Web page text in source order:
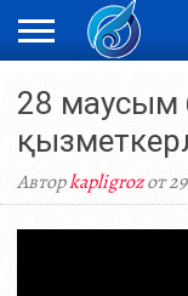
НОВОСТИ
ВИДЕО
ОРКЕН
LIVETV
28 маусым
Авторkapligrozот